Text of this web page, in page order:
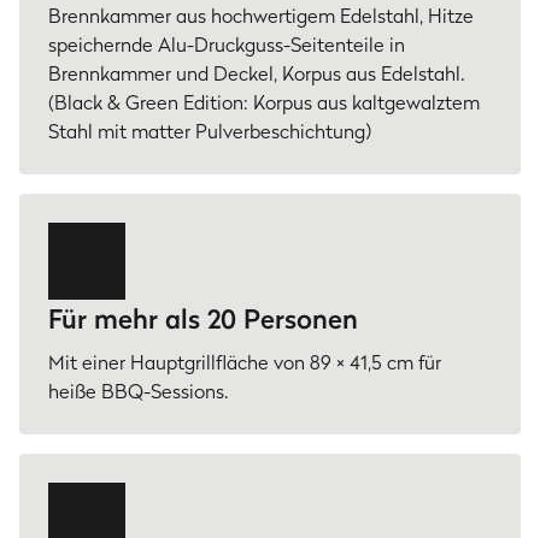
Brennkammer aus hochwertigem Edelstahl, Hitze
speichernde Alu-Druckguss-Seitenteile in
Brennkammer und Deckel, Korpus aus Edelstahl.
(Black & Green Edition: Korpus aus kaltgewalztem
Stahl mit matter Pulverbeschichtung)
Für mehr als 20 Personen
Mit einer Hauptgrillfläche von 89 × 41,5 cm für
heiße BBQ-Sessions.